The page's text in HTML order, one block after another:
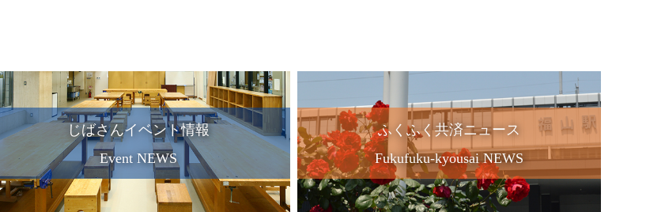
じばさんイベント情報
Event NEWS
ふくふく共済ニュース
Fukufuku-kyousai NEWS